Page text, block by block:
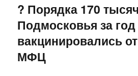
Следующая
запись:
? Порядка 170
Подмосковья за год
вакцинировались
МФЦ